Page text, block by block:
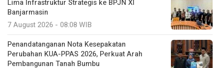
Lima Infrastruktur Strategis ke BPJN XI
Banjarmasin
7 August 2026 - 08:08 WIB
Penandatanganan Nota Kesepakatan
Perubahan KUA-PPAS 2026, Perkuat Arah
Pembangunan Tanah Bumbu